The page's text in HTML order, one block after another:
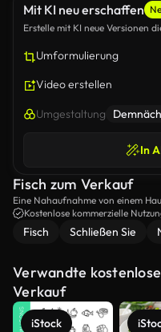
Mit KI neu erschaffen
Erstelle mit KI neue Versionen
Umformulierung
Video erstellen
Umgestaltung
In
Fisch zum Verkauf
Eine Nahaufnahme von einem
auf den Philippinen.
Kostenlose kommerzielle
Fisch Schließen Sie
Verwandte
Verkauf
iStock